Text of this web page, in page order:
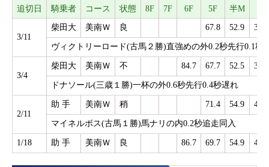
追切日 騎乗者 コース 状態 8F 7F 6F 5F 半M
3/11
柴田大 美南Ｗ 良 67.8 52.9 38.3
ヴィクトリーロード(古馬２勝)直強めの外0.2秒先行0.1秒
3/4
柴田大 美南Ｗ 不 84.7 67.7 52.5 38.2
ドナソール(三歳１勝)一杯の外0.6秒先行0.4秒遅れ
2/11
助 手 美南Ｗ 稍 71.4 54.9 40.0
マイネルボス(古馬１勝)馬ナリの内0.2秒追走同入
1/18 助 手 美南Ｗ 良 86.7 69.7 54.9 40.5